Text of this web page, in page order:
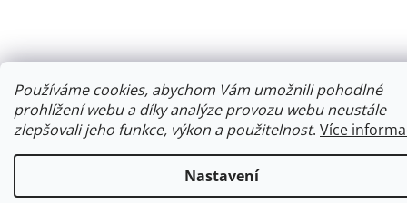
Používáme cookies, abychom Vám umožnili pohodlné
prohlížení webu a díky analýze provozu webu neustále
zlepšovali jeho funkce, výkon a použitelnost. Více
Nastavení